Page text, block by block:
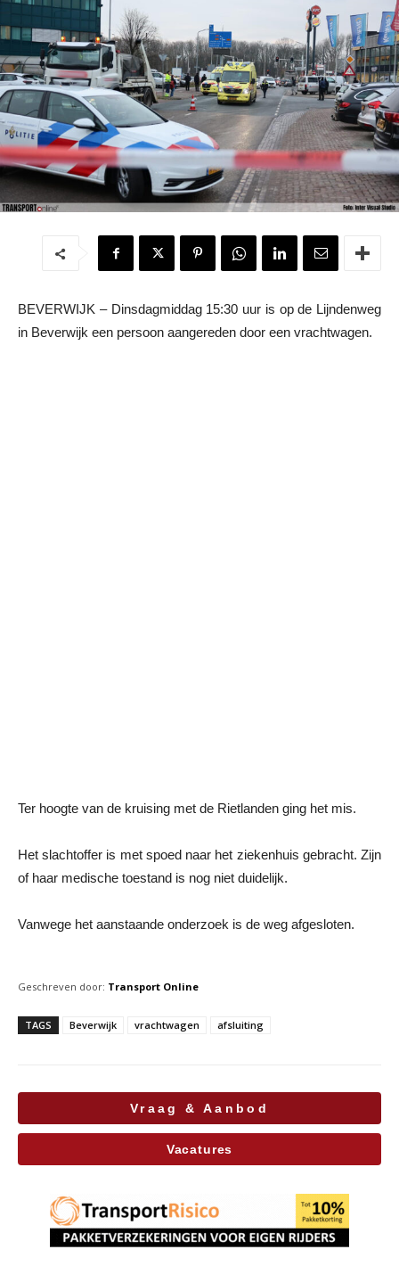
BEVERWIJK – Dinsdagmiddag 15:30 uur is op de Lijndenweg
in Beverwijk een persoon aangereden door een vrachtwagen.
Ter hoogte van de kruising met de Rietlanden ging het mis.
Het slachtoffer is met spoed naar het ziekenhuis gebracht. Zijn
of haar medische toestand is nog niet duidelijk.
Vanwege het aanstaande onderzoek is de weg afgesloten.
Geschreven door: Transport Online
TAGS Beverwijk vrachtwagen afsluiting
Vraag & Aanbod
Vacatures